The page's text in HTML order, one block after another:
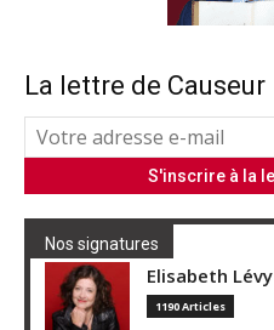
La lettre de Causeur
Nos signatures
Elisabeth Lévy
1190 Articles